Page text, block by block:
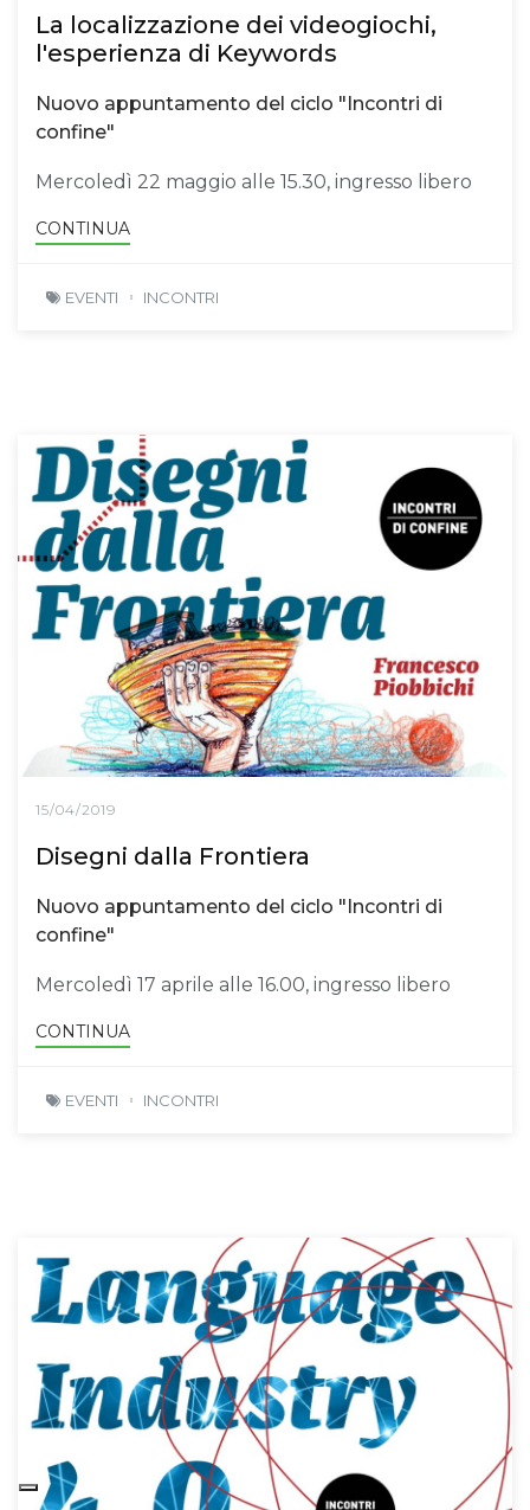
La localizzazione dei videogiochi,
l'esperienza di Keywords
Nuovo appuntamento del ciclo "Incontri di
confine"
Mercoledì 22 maggio alle 15.30, ingresso libero
CONTINUA
EVENTI INCONTRI
15/04/2019
Disegni dalla Frontiera
Nuovo appuntamento del ciclo "Incontri di
confine"
Mercoledì 17 aprile alle 16.00, ingresso libero
CONTINUA
EVENTI INCONTRI